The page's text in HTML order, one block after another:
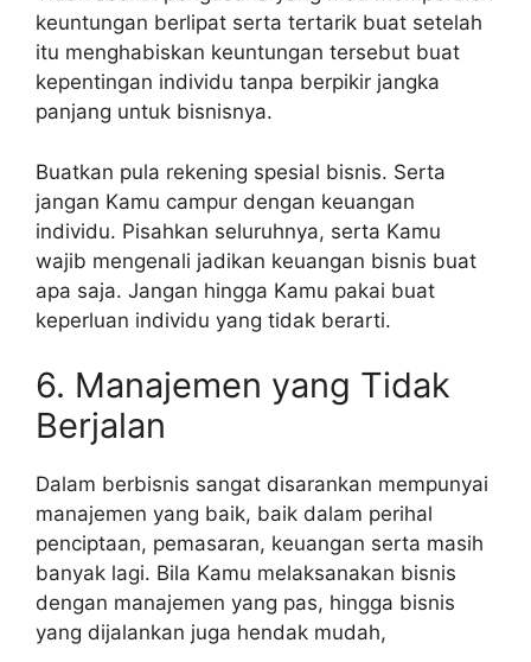
keuntungan berlipat serta tertarik buat setelah
itu menghabiskan keuntungan tersebut buat
kepentingan individu tanpa berpikir jangka
panjang untuk bisnisnya.
Buatkan pula rekening spesial bisnis. Serta
jangan Kamu campur dengan keuangan
individu. Pisahkan seluruhnya, serta Kamu
wajib mengenali jadikan keuangan bisnis buat
apa saja. Jangan hingga Kamu pakai buat
keperluan individu yang tidak berarti.
6. Manajemen yang Tidak
Berjalan
Dalam berbisnis sangat disarankan mempunyai
manajemen yang baik, baik dalam perihal
penciptaan, pemasaran, keuangan serta masih
banyak lagi. Bila Kamu melaksanakan bisnis
dengan manajemen yang pas, hingga bisnis
yang dijalankan juga hendak mudah,